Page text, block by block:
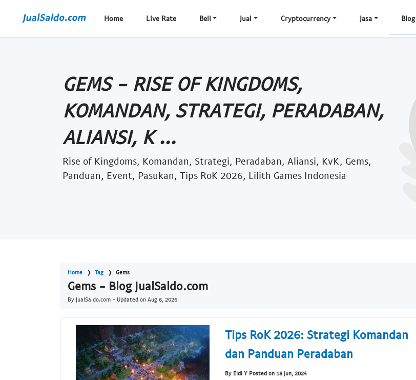
Home Live Rate Beli Jual Cryptocurrency Jasa Blog
GEMS - RISE OF KINGDOMS,
KOMANDAN, STRATEGI, PERADABAN,
ALIANSI, K ...
Rise of Kingdoms, Komandan, Strategi, Peradaban, Aliansi, KvK, Gems,
Panduan, Event, Pasukan, Tips RoK 2026, Lilith Games Indonesia
Home Tag Gems
Gems - Blog JualSaldo.com
By JualSaldo.com - Updated on Aug 6, 2026
Tips RoK 2026: Strategi Komandan
dan Panduan Peradaban
By Eldi Y Posted on 18 Jun, 2024